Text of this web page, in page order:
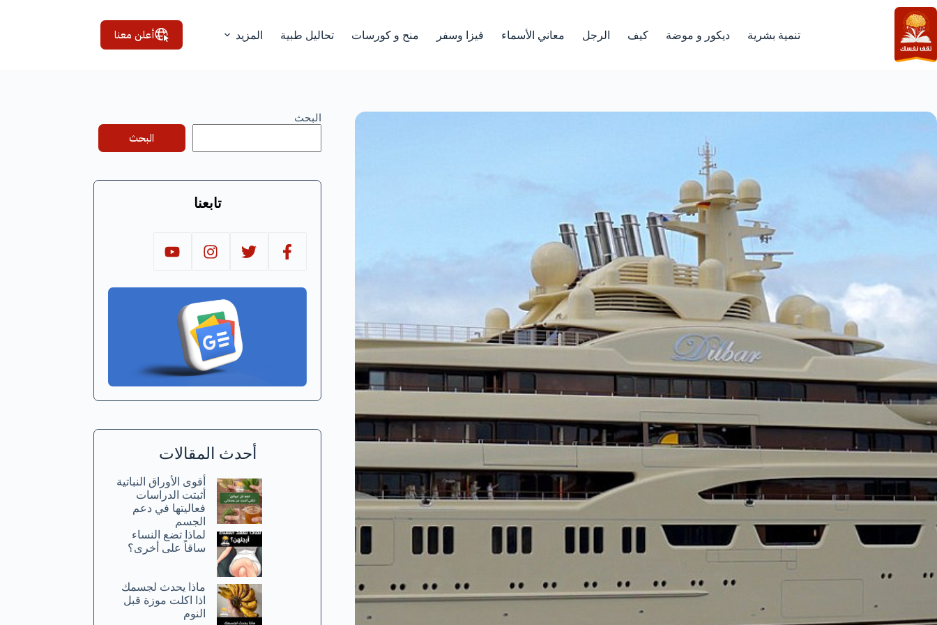
التجاوز
إلى
المحتوى
تنمية بشرية ديكور و موضة كيف الرجل معاني الأسماء فيزا وسفر منح و كورسات تحاليل طبية المزيد أعلن معنا
البحث
البحث
تابعنا
أحدث المقالات
أقوى الأوراق النباتية
أثبتت الدراسات
فعاليتها في دعم
الجسم
لماذا تضع النساء
ساقاً على أخرى؟
ماذا يحدث لجسمك
اذا اكلت موزة قبل
النوم